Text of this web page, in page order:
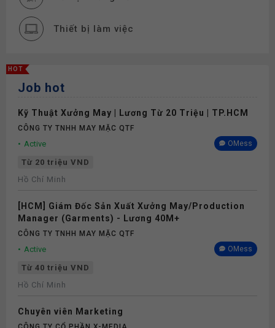
Thiết bị làm việc
Bảo hiểm
HOT
Job hot
Kỹ Thuật Xưởng May | Lương Từ 20 Triệu | TP.HCM
CÔNG TY TNHH MAY MẶC QTF
Active OMess
Từ 20 triệu VND
Hồ Chí Minh
[HCM] Giám Đốc Sản Xuất Xưởng May/Production
Manager (Garments) - Lương 40M+
CÔNG TY TNHH MAY MẶC QTF
Active OMess
Từ 40 triệu VND
Hồ Chí Minh
Chuyên viên Marketing